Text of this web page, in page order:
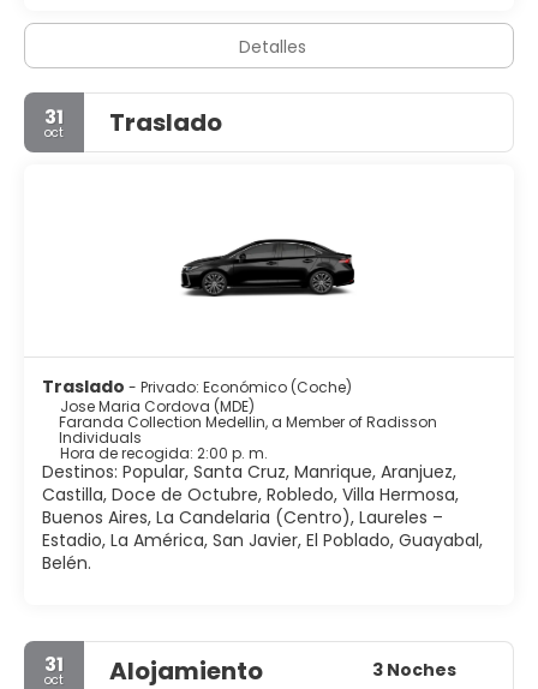
Detalles
31
oct Traslado
Traslado - Privado: Económico (Coche)
Jose Maria Cordova (MDE)
Faranda Collection Medellin, a Member of Radisson
Individuals
Hora de recogida: 2:00 p. m.
Destinos: Popular, Santa Cruz, Manrique, Aranjuez,
Castilla, Doce de Octubre, Robledo, Villa Hermosa,
Buenos Aires, La Candelaria (Centro), Laureles –
Estadio, La América, San Javier, El Poblado, Guayabal,
Belén.
31
oct Alojamiento 3 Noches